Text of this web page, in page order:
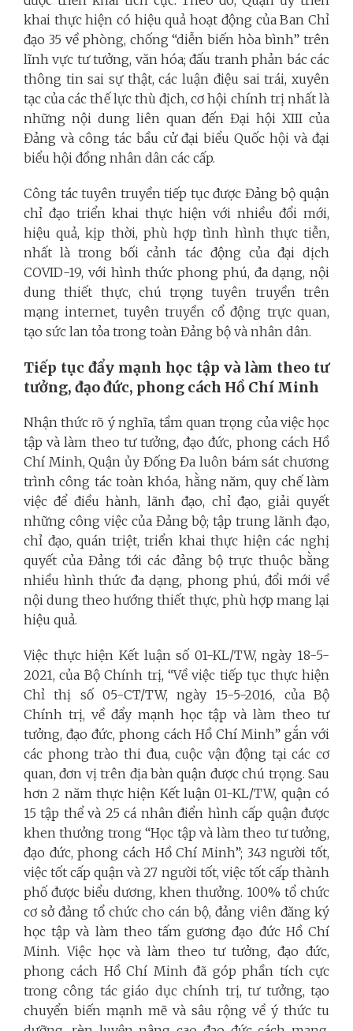
khai thực hiện có hiệu quả hoạt động của Ban Chỉ
đạo 35 về phòng, chống “diễn biến hòa bình” trên
lĩnh vực tư tưởng, văn hóa; đấu tranh phản bác các
thông tin sai sự thật, các luận điệu sai trái, xuyên
tạc của các thế lực thù địch, cơ hội chính trị nhất là
những nội dung liên quan đến Đại hội XIII của
Đảng và công tác bầu cử đại biểu Quốc hội và đại
biểu hội đồng nhân dân các cấp.
Công tác tuyên truyền tiếp tục được Đảng bộ quận
chỉ đạo triển khai thực hiện với nhiều đổi mới,
hiệu quả, kịp thời, phù hợp tình hình thực tiễn,
nhất là trong bối cảnh tác động của đại dịch
COVID-19, với hình thức phong phú, đa dạng, nội
dung thiết thực, chú trọng tuyên truyền trên
mạng internet, tuyên truyền cổ động trực quan,
tạo sức lan tỏa trong toàn Đảng bộ và nhân dân.
Tiếp tục đẩy mạnh học tập và làm theo tư
tưởng, đạo đức, phong cách Hồ Chí Minh
Nhận thức rõ ý nghĩa, tầm quan trọng của việc học
tập và làm theo tư tưởng, đạo đức, phong cách Hồ
Chí Minh, Quận ủy Đống Đa luôn bám sát chương
trình công tác toàn khóa, hằng năm, quy chế làm
việc để điều hành, lãnh đạo, chỉ đạo, giải quyết
những công việc của Đảng bộ; tập trung lãnh đạo,
chỉ đạo, quán triệt, triển khai thực hiện các nghị
quyết của Đảng tới các đảng bộ trực thuộc bằng
nhiều hình thức đa dạng, phong phú, đổi mới về
nội dung theo hướng thiết thực, phù hợp mang lại
hiệu quả.
Việc thực hiện Kết luận số 01-KL/TW, ngày 18-5-
2021, của Bộ Chính trị, “Về việc tiếp tục thực hiện
Chỉ thị số 05-CT/TW, ngày 15-5-2016, của Bộ
Chính trị, về đẩy mạnh học tập và làm theo tư
tưởng, đạo đức, phong cách Hồ Chí Minh” gắn với
các phong trào thi đua, cuộc vận động tại các cơ
quan, đơn vị trên địa bàn quận được chú trọng. Sau
hơn 2 năm thực hiện Kết luận 01-KL/TW, quận có
15 tập thể và 25 cá nhân điển hình cấp quận được
khen thưởng trong “Học tập và làm theo tư tưởng,
đạo đức, phong cách Hồ Chí Minh”; 343 người tốt,
việc tốt cấp quận và 27 người tốt, việc tốt cấp thành
phố được biểu dương, khen thưởng. 100% tổ chức
cơ sở đảng tổ chức cho cán bộ, đảng viên đăng ký
học tập và làm theo tấm gương đạo đức Hồ Chí
Minh. Việc học và làm theo tư tưởng, đạo đức,
phong cách Hồ Chí Minh đã góp phần tích cực
trong công tác giáo dục chính trị, tư tưởng, tạo
chuyển biến mạnh mẽ và sâu rộng về ý thức tu